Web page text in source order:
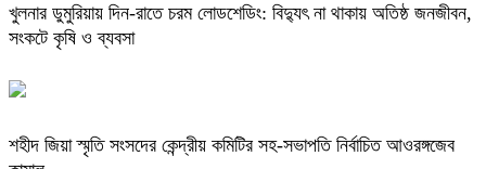
খুলনার ডুমুরিয়ায় দিন-রাতে চরম লোডশেডিং: বিদ্যুৎ না থাকায় অতিষ্ঠ জনজীবন,
সংকটে কৃষি ও ব্যবসা
শহীদ জিয়া স্মৃতি সংসদের কেন্দ্রীয় কমিটির সহ-সভাপতি নির্বাচিত আওরঙ্গজেব